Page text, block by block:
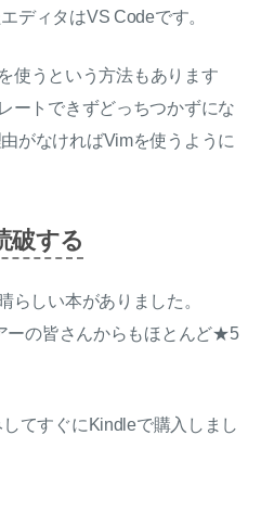
ディタはVS Codeです。
使うという方法もあります
ートできずどっちつかずにな
がなければVimを使うように
破する
らしい本がありました。
ーの皆さんからもほとんど★5
てすぐにKindleで購入しまし